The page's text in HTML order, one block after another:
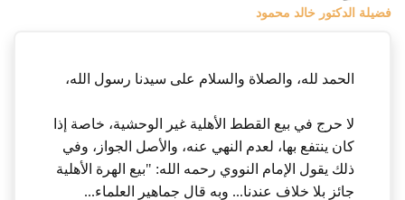
فضيلة الدكتور خالد محمود
الحمد لله، والصلاة والسلام على سيدنا رسول الله،
لا حرج في بيع القطط الأهلية غير الوحشية، خاصة إذا
كان ينتفع بها، لعدم النهي عنه، والأصل الجواز، وفي
ذلك يقول الإمام النووي رحمه الله: "بيع الهرة الأهلية
جائز بلا خلاف عندنا... وبه قال جماهير العلماء...